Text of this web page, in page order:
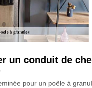
un conduit de
pour un poêle à